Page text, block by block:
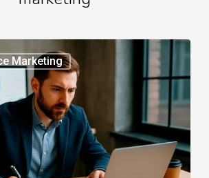
Marketing